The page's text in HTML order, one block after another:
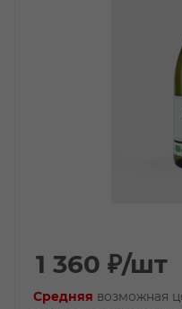
1 360 ₽/шт
Средняя возможная